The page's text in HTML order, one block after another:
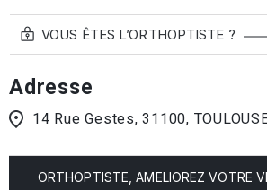
VOUS ÊTES L’ORTHOPTISTE ?
Adresse
14 Rue Gestes, 31100,
ORTHOPTISTE, AMELIOREZ VOTRE